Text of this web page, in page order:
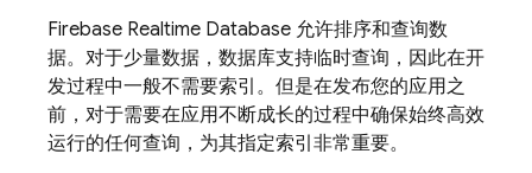
Firebase Realtime Database 允许排序和查询数
据。对于少量数据，数据库支持临时查询，因此在开
发过程中一般不需要索引。但是在发布您的应用之
前，对于需要在应用不断成长的过程中确保始终高效
运行的任何查询，为其指定索引非常重要。